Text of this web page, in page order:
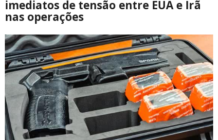
imediatos de tensão entre EUA e Irã
nas operações